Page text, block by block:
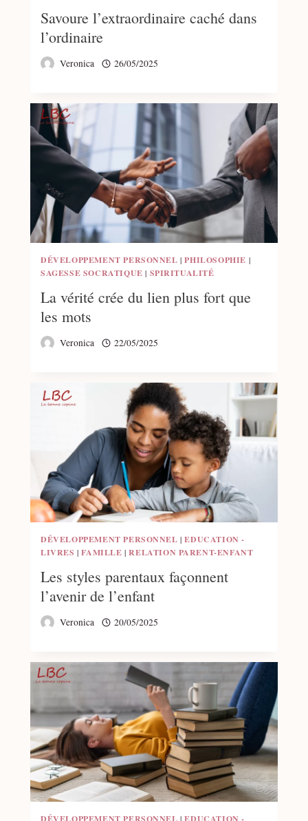
Savoure l’extraordinaire caché dans
l’ordinaire
Veronica 26/05/2025
DÉVELOPPEMENT PERSONNEL |PHILOSOPHIE |
SAGESSE SOCRATIQUE | SPIRITUALITÉ
La vérité crée du lien plus fort que
les mots
Veronica 22/05/2025
DÉVELOPPEMENT PERSONNEL |EDUCATION -
LIVRES |FAMILLE |RELATION PARENT-ENFANT
Les styles parentaux façonnent
l’avenir de l’enfant
Veronica 20/05/2025
DÉVELOPPEMENT PERSONNEL |EDUCATION -